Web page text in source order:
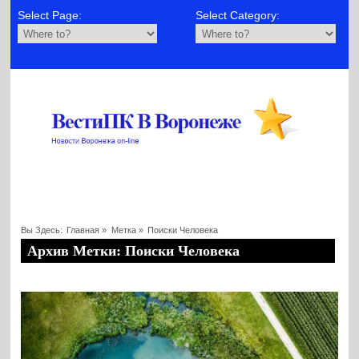
Select Page: Select Category:
Вы Здесь: Главная » Метка » Поиски Человека
Архив Метки: Поиски Человека